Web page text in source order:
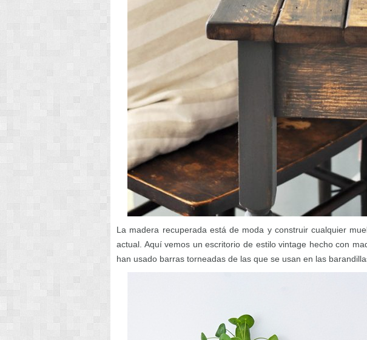
La madera recuperada está de moda y construir cualquier
actual. Aquí vemos un escritorio de estilo vintage hecho con
han usado barras torneadas de las que se usan en las